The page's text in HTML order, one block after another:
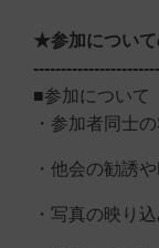
★参加について
■参加について
・参加者同士
・他会の勧誘
・写真の映り